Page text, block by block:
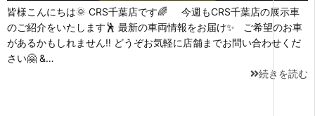
皆様こんにちは🌞 CRS千葉店です🌈 今週もCRS千葉店の展示車
のご紹介をいたします🕺 最新の車両情報をお届け✨ ご希望のお車
があるかもしれません‼ どうぞお気軽に店舗までお問い合わせくだ
さい🤗 &…
続きを読む